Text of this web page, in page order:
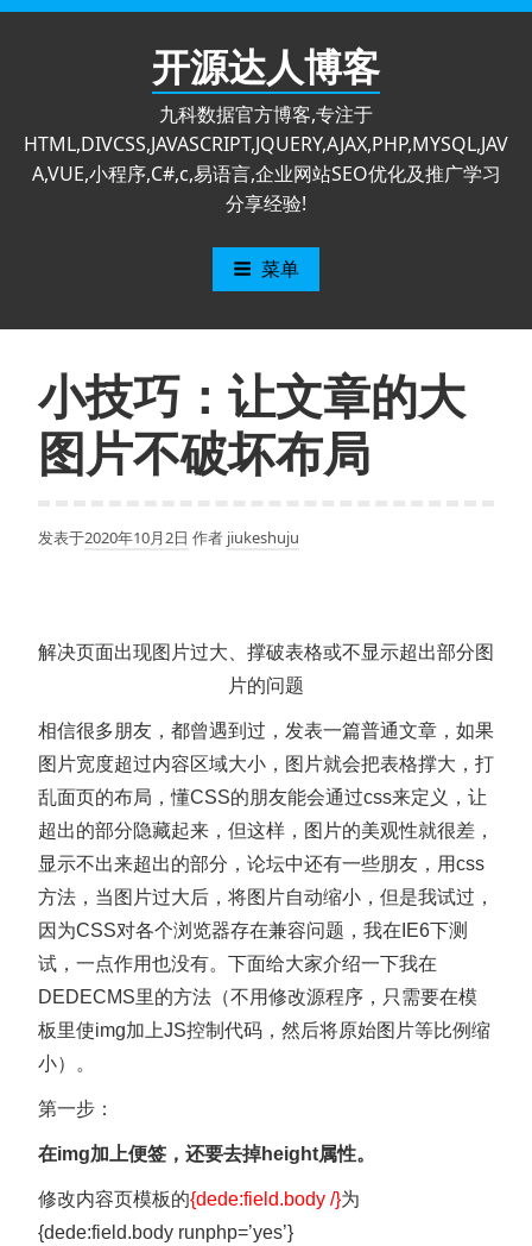
跳
开源达人博客
九科数据官方博客,专注于
HTML,DIVCSS,JAVASCRIPT,JQUERY,AJAX,PHP,MYSQL,JAV
A,VUE,小程序,C#,c,易语言,企业网站SEO优化及推广学习
分享经验!
菜单
小技巧：让文章的大
图片不破坏布局
发表于2020年10月2日 作者 jiukeshuju
解决页面出现图片过大、撑破表格或不显示超出部分图
片的问题
相信很多朋友，都曾遇到过，发表一篇普通文章，如果
图片宽度超过内容区域大小，图片就会把表格撑大，打
乱面页的布局，懂CSS的朋友能会通过css来定义，让
超出的部分隐藏起来，但这样，图片的美观性就很差，
显示不出来超出的部分，论坛中还有一些朋友，用css
方法，当图片过大后，将图片自动缩小，但是我试过，
因为CSS对各个浏览器存在兼容问题，我在IE6下测
试，一点作用也没有。下面给大家介绍一下我在
DEDECMS里的方法（不用修改源程序，只需要在模
板里使img加上JS控制代码，然后将原始图片等比例缩
小）。
第一步：
在img加上便签，还要去掉height属性。
修改内容页模板的{dede:field.body /}为
{dede:field.body runphp=’yes’}